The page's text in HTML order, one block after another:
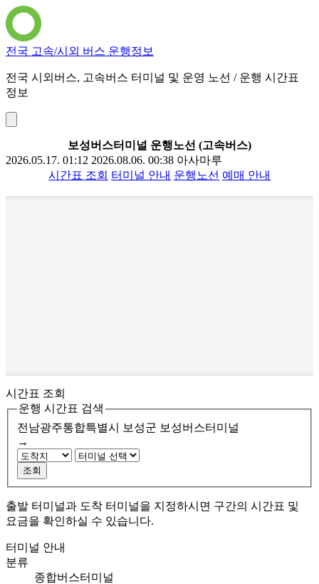
전국 고속/시외 버스 운행정보
전국 시외버스, 고속버스 터미널 및 운영 노선 / 운행 시간표
정보
보성버스터미널 운행노선 (고속버스)
2026.05.17. 01:12 2026.08.06. 00:38 아사마루
시간표 조회 터미널 안내 운행노선 예매 안내
시간표 조회
운행 시간표 검색
전남광주통합특별시 보성군 보성버스터미널
→
조회
출발 터미널과 도착 터미널을 지정하시면 구간의 시간표 및
요금을 확인하실 수 있습니다.
터미널 안내
분류
종합버스터미널